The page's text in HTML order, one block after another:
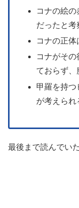
コナの絵
だったと考
コナの正体
コナがそ
ておらず、
甲羅を持つ
が考えられ
最後まで読んでい